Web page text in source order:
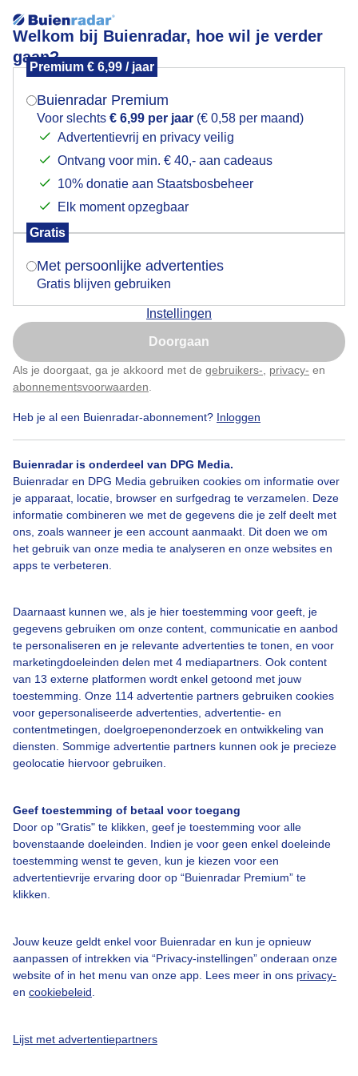
Welkom bij Buienradar, hoe wil je verder
gaan?
Premium € 6,99 / jaar
Buienradar Premium
Voor slechts € 6,99 per jaar (€ 0,58 per maand)
Advertentievrij en privacy veilig
Ontvang voor min. € 40,- aan cadeaus
10% donatie aan Staatsbosbeheer
Elk moment opzegbaar
Gratis
Met persoonlijke advertenties
Gratis blijven gebruiken
Instellingen
Doorgaan
Als je doorgaat, ga je akkoord met de gebruikers- privacy- en
abonnementsvoorwaarden
Heb je al een Buienradar-abonnement? Inloggen
Buienradar is onderdeel van DPG Media.
Buienradar en DPG Media gebruiken cookies om informatie over
je apparaat, locatie, browser en surfgedrag te verzamelen. Deze
informatie combineren we met de gegevens die je zelf deelt met
ons, zoals wanneer je een account aanmaakt. Dit doen we om
het gebruik van onze media te analyseren en onze websites en
apps te verbeteren.
Daarnaast kunnen we, als je hier toestemming voor geeft, je
gegevens gebruiken om onze content, communicatie en aanbod
te personaliseren en je relevante advertenties te tonen, en voor
marketingdoeleinden delen met 4 mediapartners. Ook content
van 13 externe platformen wordt enkel getoond met jouw
toestemming. Onze 114 advertentie partners gebruiken cookies
voor gepersonaliseerde advertenties, advertentie- en
contentmetingen, doelgroepenonderzoek en ontwikkeling van
diensten. Sommige advertentie partners kunnen ook je precieze
geolocatie hiervoor gebruiken.
Geef toestemming of betaal voor toegang
Door op "Gratis" te klikken, geef je toestemming voor alle
bovenstaande doeleinden. Indien je voor geen enkel doeleinde
toestemming wenst te geven, kun je kiezen voor een
advertentievrije ervaring door op “Buienradar Premium” te
klikken.
Jouw keuze geldt enkel voor Buienradar en kun je opnieuw
aanpassen of intrekken via “Privacy-instellingen” onderaan onze
website of in het menu van onze app. Lees meer in ons privacy-
en cookiebeleid
Lijst met advertentiepartners
Gele kwikstaart
Broedt van eind april tot in juli. Heeft doorgaans één
of twee legsels met meestal 4-6 eieren. Broedduur:
12-14 dagen. De gele kwikstaart maakt zijn nest goed
verstopt op de grond. De jongen blijven 10-13 dagen
goed vliegen.
Gelekwikstaart
Een moment geduld aub...
Over Buienradar
Bedrijfsgegevens
Toegankelijkheid
Buienradar Team
Mogen we je locatie gebruiken voor het
Indien je hier nog geen akkoord op hebt gegeven,
verschijnt er zo een pop-up uit je browser waarin
Is goed, toon de popup
Nu niet, misschien later
Klik hierom dit aan te passen